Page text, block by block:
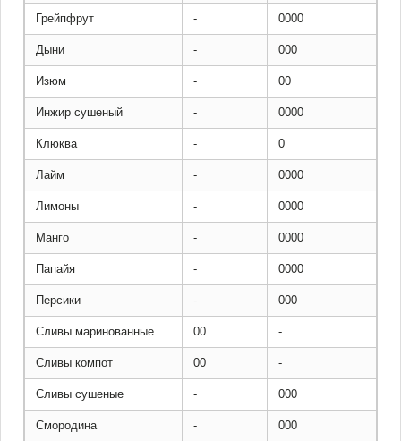
Грейпфрут - 0000
Дыни - 000
Изюм - 00
Инжир сушеный - 0000
Клюква - 0
Лайм - 0000
Лимоны - 0000
Манго - 0000
Папайя - 0000
Персики - 000
Сливы маринованные 00 -
Сливы компот 00 -
Сливы сушеные - 000
Смородина - 000